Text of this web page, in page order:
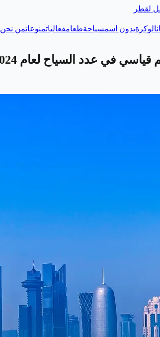
لقطر
الوكرةبدون اسمسياحةطعامفعالياتمنوعاتمن نحن
في عدد السياح لعام 2024